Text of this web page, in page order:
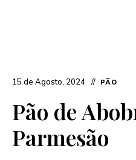
15 de Agosto, 2024 PÃO
Pão de
Parmesão